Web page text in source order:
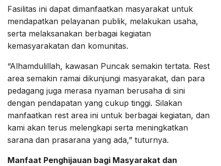
Fasilitas ini dapat dimanfaatkan masyarakat untuk
mendapatkan pelayanan publik, melakukan usaha,
serta melaksanakan berbagai kegiatan
kemasyarakatan dan komunitas.
“Alhamdulillah, kawasan Puncak semakin tertata. Rest
area semakin ramai dikunjungi masyarakat, dan para
pedagang juga merasa nyaman berusaha di sini
dengan pendapatan yang cukup tinggi. Silakan
manfaatkan rest area ini untuk berbagai kegiatan, dan
kami akan terus melengkapi serta meningkatkan
sarana dan prasarana yang ada,” tuturnya.
Manfaat Penghijauan bagi Masyarakat dan